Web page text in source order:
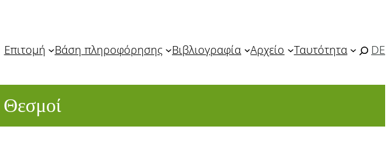
Επιτομή Βάση πληροφόρησης Βιβλιογραφία Αρχείο Ταυτότητα DE